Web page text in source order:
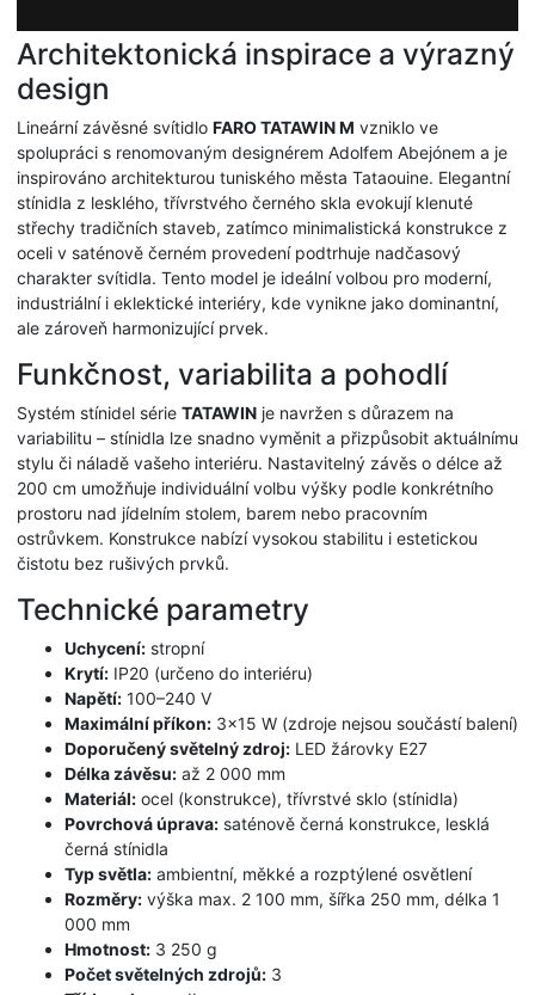
Architektonická inspirace a výrazný
design
Lineární závěsné svítidlo FARO TATAWIN M vzniklo ve
spolupráci s renomovaným designérem Adolfem Abejónem a je
inspirováno architekturou tuniského města Tataouine. Elegantní
stínidla z lesklého, třívrstvého černého skla evokují klenuté
střechy tradičních staveb, zatímco minimalistická konstrukce z
oceli v saténově černém provedení podtrhuje nadčasový
charakter svítidla. Tento model je ideální volbou pro moderní,
industriální i eklektické interiéry, kde vynikne jako dominantní,
ale zároveň harmonizující prvek.
Funkčnost, variabilita a pohodlí
Systém stínidel série TATAWIN je navržen s důrazem na
variabilitu – stínidla lze snadno vyměnit a přizpůsobit aktuálnímu
stylu či náladě vašeho interiéru. Nastavitelný závěs o délce až
200 cm umožňuje individuální volbu výšky podle konkrétního
prostoru nad jídelním stolem, barem nebo pracovním
ostrůvkem. Konstrukce nabízí vysokou stabilitu i estetickou
čistotu bez rušivých prvků.
Technické parametry
Uchycení: stropní
Krytí: IP20 (určeno do interiéru)
Napětí: 100–240 V
Maximální příkon: 3×15 W (zdroje nejsou součástí balení)
Doporučený světelný zdroj: LED žárovky E27
Délka závěsu: až 2 000 mm
Materiál: ocel (konstrukce), třívrstvé sklo (stínidla)
Povrchová úprava: saténově černá konstrukce, lesklá
černá stínidla
Typ světla: ambientní, měkké a rozptýlené osvětlení
Rozměry: výška max. 2 100 mm, šířka 250 mm, délka 1
000 mm
Hmotnost: 3 250 g
Počet světelných zdrojů: 3